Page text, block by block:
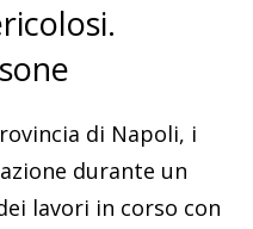
di Napoli, i
durante un
lavori in corso con